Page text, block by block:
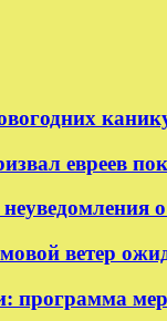
евреев
ветер
программа